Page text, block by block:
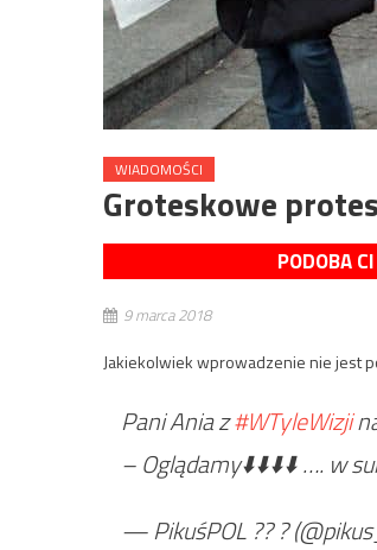
WIADOMOŚCI
Groteskowe
PODOBA
9 marca 2018
Jakiekolwiek wprowadzenie nie jest
Pani Ania z#WTyleWizji
– Oglądamy⬇️⬇️⬇️⬇️ …. w
— PikuśPOL ?? ?‏